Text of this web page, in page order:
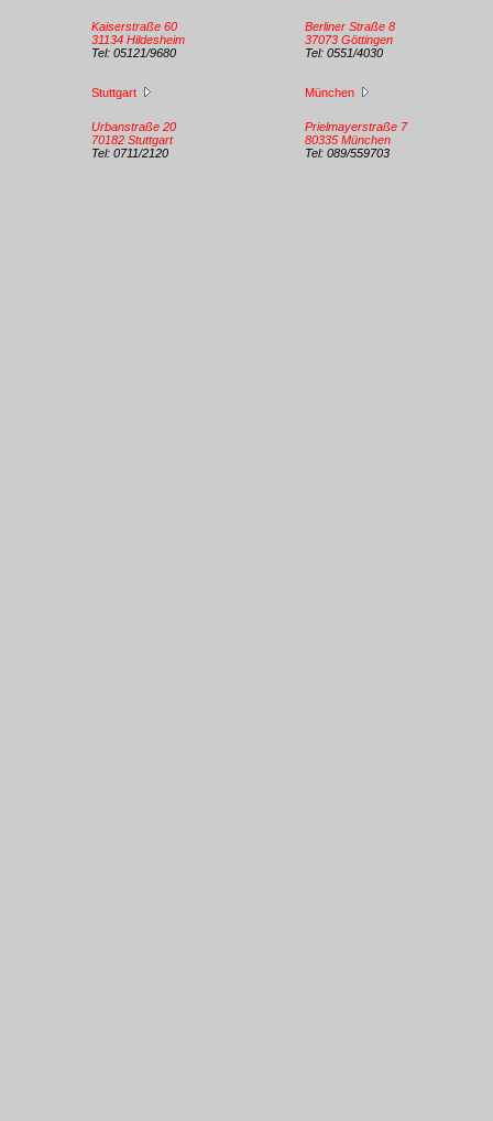
Kaiserstraße 60
31134 Hildesheim
Tel: 05121/9680
Berliner Straße 8
37073 Göttingen
Tel: 0551/4030
Stuttgart
Urbanstraße 20
70182 Stuttgart
Tel: 0711/2120
München
Prielmayerstraße 7
80335 München
Tel: 089/559703